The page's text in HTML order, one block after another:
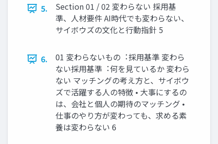
5.
Section 01 / 02 変わらない 採⽤基
準、⼈材要件 AI時代でも変わらない、
サイボウズの⽂化と⾏動指針 5
6.
01 変わらないもの︓採⽤基準 変わら
ない採⽤基準︓何を⾒ているか 変わら
ない マッチングの考え⽅と、サイボウ
ズで活躍する⼈の特徴 • ⼤事にするの
は、会社と個⼈の期待のマッチング •
仕事のやり⽅が変わっても、求める素
養は変わらない 6